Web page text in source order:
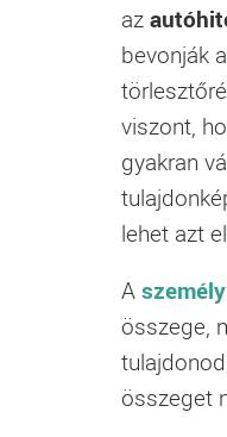
az
bevonják
viszont,
gyakran
lehet azt
A
összege,
összeget